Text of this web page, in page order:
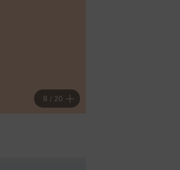
9 / 20